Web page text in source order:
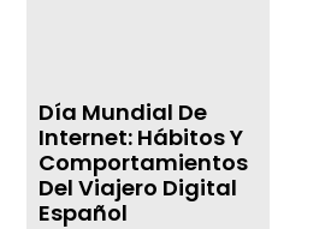
Día Mundial De
Internet: Hábitos Y
Comportamientos
Del Viajero Digital
Español